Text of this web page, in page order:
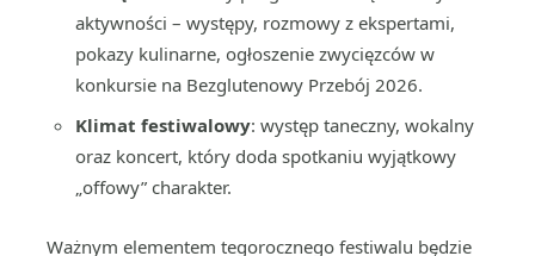
aktywności – występy, rozmowy z ekspertami,
pokazy kulinarne, ogłoszenie zwycięzców w
konkursie na Bezglutenowy Przebój 2026.
Klimat festiwalowy: występ taneczny, wokalny
oraz koncert, który doda spotkaniu wyjątkowy
„offowy” charakter.
Ważnym elementem tegorocznego festiwalu będzie